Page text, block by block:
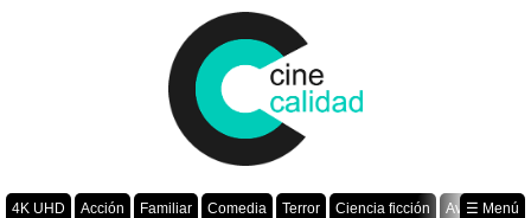
4K UHD Acción Familiar Comedia Terror Ciencia ficción
Aventura
☰ Menú